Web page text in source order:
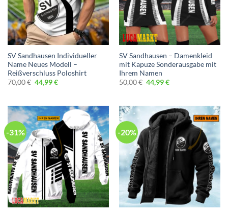
SV Sandhausen Individueller
Name Neues Modell –
Reißverschluss Poloshirt
70,00€ Ursprünglicher
Preis
44,99€Aktueller
SV Sandhausen – Damenkleid
mit Kapuze Sonderausgabe mit
Ihrem Namen
50,00€ Ursprünglicher
Preis
44,99€Aktueller
-31% -20%